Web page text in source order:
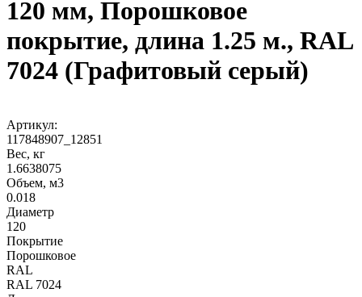
120 мм, Порошковое
покрытие, длина 1.25 м., RAL
7024 (Графитовый серый)
Артикул:
117848907_12851
Вес, кг
1.6638075
Объем, м3
0.018
Диаметр
120
Покрытие
Порошковое
RAL
RAL 7024